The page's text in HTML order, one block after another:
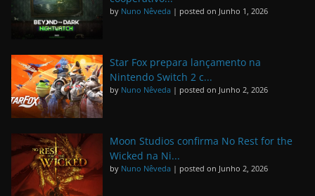
by Nuno Nêveda | posted on Junho 1, 2026
Star Fox prepara lançamento na
Nintendo Switch 2 c...
by Nuno Nêveda | posted on Junho 2, 2026
Moon Studios confirma No Rest for the
Wicked na Ni...
by Nuno Nêveda | posted on Junho 2, 2026